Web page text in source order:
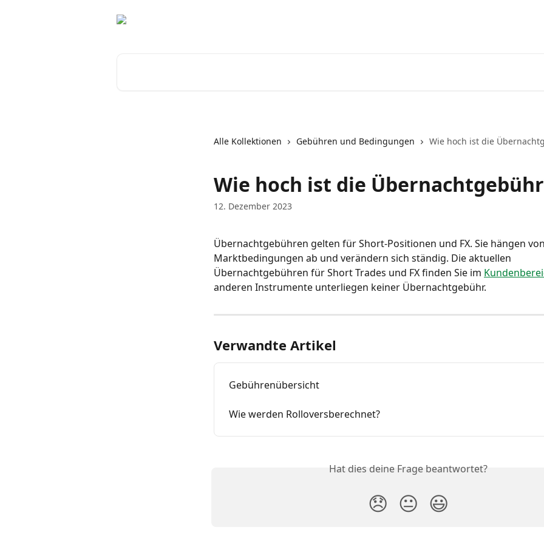
Alle Kollektionen Gebühren und Bedingungen Wie hoch ist die
Wie hoch ist die
12. Dezember 2023
Übernachtgebühren gelten für Short-Positionen und FX. Sie hängen
Marktbedingungen ab und verändern sich ständig. Die aktuellen
Übernachtgebühren für Short Trades und FX finden Sie im
anderen Instrumente unterliegen keiner Übernachtgebühr.
Verwandte Artikel
Gebührenübersicht
Wie werden Rolloversberechnet?
Hat dies deine Frage beantwortet?
😞 😐 😃